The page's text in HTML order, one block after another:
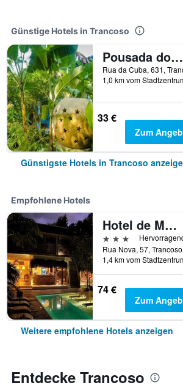
Günstige Hotels in Trancoso
Pousada do Mineiro
1,0 km vom
33 €
Zum
Günstigste Hotels in Trancoso
Empfohlene Hotels
Hotel de Mar Raízes do Brasil
3 Sterne
1,4 km vom
74 €
Zum
Weitere empfohlene Hotels anzeigen
Entdecke Trancoso